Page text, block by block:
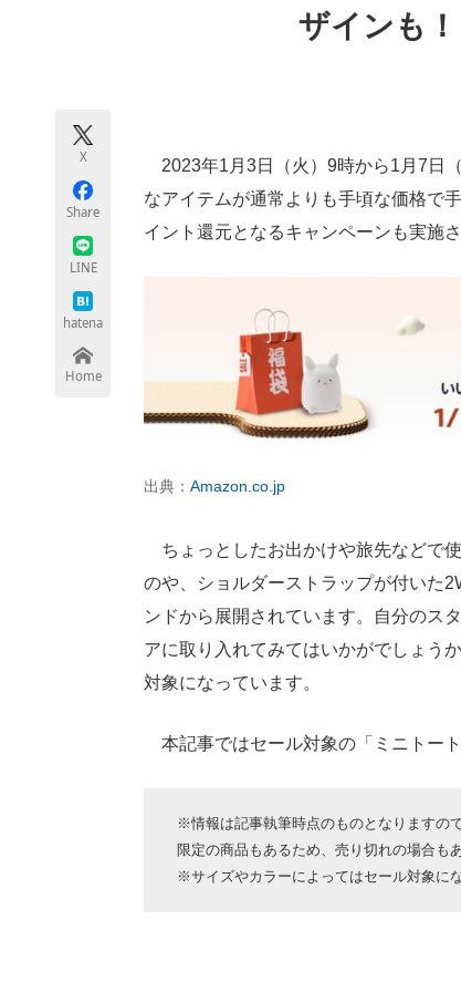
モノづくり技術者専門サイト エレ
ザインも！
X
Share
LINE
hatena
Home
2023年1月3日（火）9時から1月7日
なアイテムが通常よりも手頃な価格で
イント還元となるキャンペーンも実施さ
出典： Amazon.co.jp
ちょっとしたお出かけや旅先などで
のや、ショルダーストラップが付いた
ンドから展開されています。自分のス
アに取り入れてみてはいかがでしょう
対象になっています。
本記事ではセール対象の「ミニトー
※情報は記事執筆時点のものとなりますの
限定の商品もあるため、売り切れの場合も
※サイズやカラーによってはセール対象に